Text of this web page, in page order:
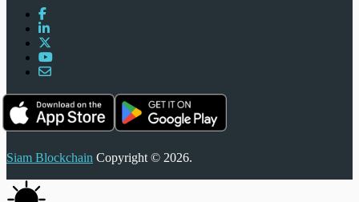
Siam Blockchain Copyright © 2026.